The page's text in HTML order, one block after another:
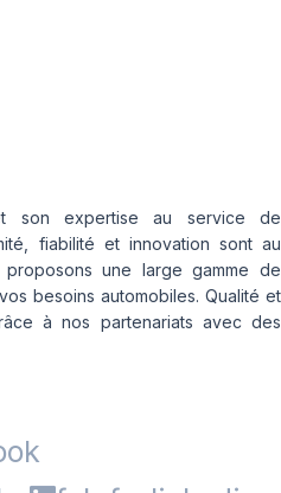
son expertise au service de
fiabilité et innovation sont au
une large gamme de
besoins automobiles. Qualité et
à nos partenariats avec des